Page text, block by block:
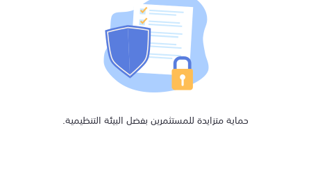
حماية متزايدة للمستثمرين بفضل البيئة التنظيمية.